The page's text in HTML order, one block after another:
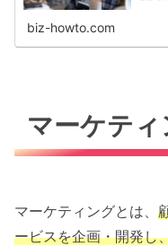
biz-howto.com
マーケティ
マーケティングとは、
ービスを企画・開発し